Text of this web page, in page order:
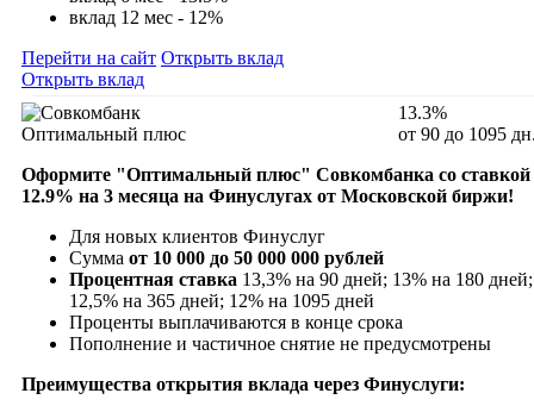
вклад 12 мес - 12%
Перейти на сайт Открыть вклад
Открыть вклад
Оптимальный плюс
13.3%
от 90 до 1095
Оформите "Оптимальный плюс" Совкомбанка со ставкой
12.9% на 3 месяца на Финуслугах от Московской биржи!
Для новых клиентов Финуслуг
Сумма от 10 000 до 50 000 000 рублей
Процентная ставка 13,3% на 90 дней; 13% на 180 дней;
12,5% на 365 дней; 12% на 1095 дней
Проценты выплачиваются в конце срока
Пополнение и частичное снятие не предусмотрены
Преимущества открытия вклада через Финуслуги: